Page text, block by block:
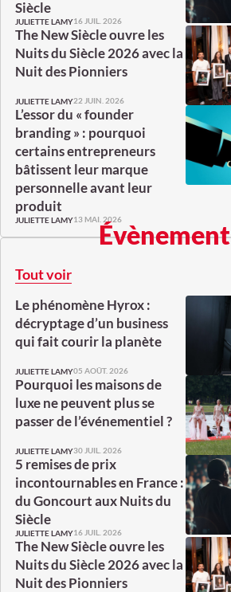
Siècle
JULIETTE LAMY16 JUIL. 2026
The New Siècle ouvre les
Nuits du Siècle 2026 avec la
Nuit des Pionniers
JULIETTE LAMY22 JUIN. 2026
L’essor du « founder
branding » : pourquoi
certains entrepreneurs
bâtissent leur marque
personnelle avant leur
produit
JULIETTE LAMY13 MAI. 2026Évènement
Tout voir
Le phénomène Hyrox :
décryptage d’un business
qui fait courir la planète
JULIETTE LAMY05 AOÛT. 2026
Pourquoi les maisons de
luxe ne peuvent plus se
passer de l’événementiel ?
JULIETTE LAMY30 JUIL. 2026
5 remises de prix
incontournables en France :
du Goncourt aux Nuits du
Siècle
JULIETTE LAMY16 JUIL. 2026
The New Siècle ouvre les
Nuits du Siècle 2026 avec la
Nuit des Pionniers